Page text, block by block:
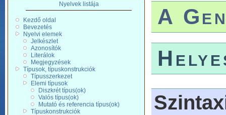
Nyelvek listája
Kezdő oldal
Bevezetés
Nyelvi elemek
Jelkészlet
Azonosítók
Literálok
Megjegyzések
Típusok, típuskonstrukciók
Típusszerkezet
Elemi típusok
Diszkrét típus(ok)
Valós típus(ok)
Mutató és referencia típus(ok)
Típuskonstrukciók
A